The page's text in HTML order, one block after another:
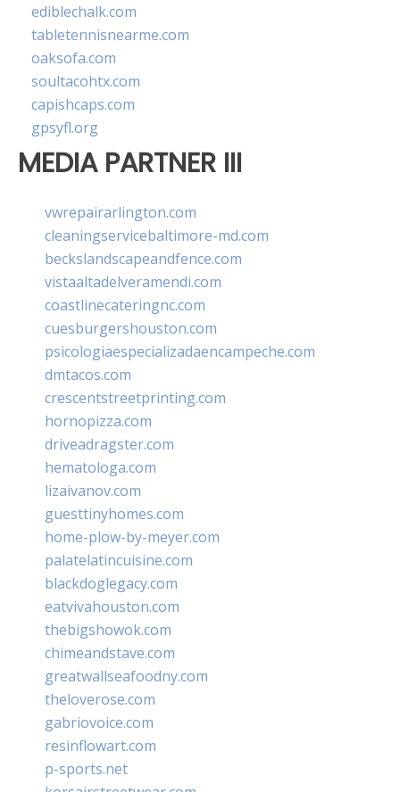
ediblechalk.com
tabletennisnearme.com
oaksofa.com
soultacohtx.com
capishcaps.com
gpsyfl.org
MEDIA PARTNER III
vwrepairarlington.com
cleaningservicebaltimore-md.com
beckslandscapeandfence.com
vistaaltadelveramendi.com
coastlinecateringnc.com
cuesburgershouston.com
psicologiaespecializadaencampeche.com
dmtacos.com
crescentstreetprinting.com
hornopizza.com
driveadragster.com
hematologa.com
lizaivanov.com
guesttinyhomes.com
home-plow-by-meyer.com
palatelatincuisine.com
blackdoglegacy.com
eatvivahouston.com
thebigshowok.com
chimeandstave.com
greatwallseafoodny.com
theloverose.com
gabriovoice.com
resinflowart.com
p-sports.net